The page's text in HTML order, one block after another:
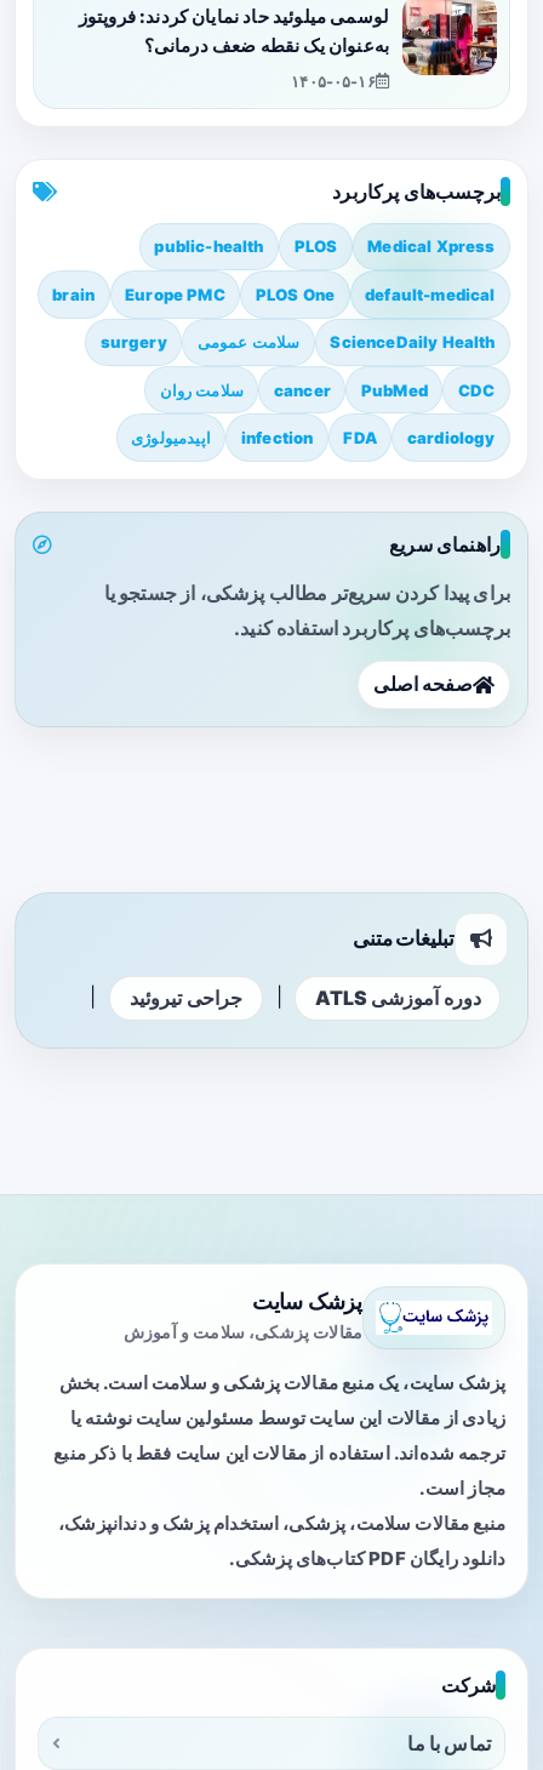
لوسمی میلوئید حاد نمایان کردند: فروپتوز
به‌عنوان یک نقطه ضعف درمانی؟
۱۴۰۵-۰۵-۱۶
برچسب‌های پرکاربرد
Medical Xpress
PLOS
public-health
default-medical
PLOS One
Europe PMC
brain
ScienceDaily Health سلامت عمومی surgery
CDC
PubMed
cancer سلامت روان
cardiology
FDA
infection اپیدمیولوژی
راهنمای سریع
برای پیدا کردن سریع‌تر مطالب پزشکی، از جستجو یا
برچسب‌های پرکاربرد استفاده کنید.
صفحه اصلی
تبلیغات متنی
دوره آموزشی ATLS جراحی تیروئید
پزشک سایت
مقالات پزشکی، سلامت و آموزش
پزشک سایت، یک منبع مقالات پزشکی و سلامت است. بخش
زیادی از مقالات این سایت توسط مسئولین سایت نوشته یا
ترجمه شده‌اند. استفاده از مقالات این سایت فقط با ذکر منبع
مجاز است.
منبع مقالات سلامت، پزشکی، استخدام پزشک و دندانپزشک،
دانلود رایگان PDF کتاب‌های پزشکی.
شرکت
تماس با ما